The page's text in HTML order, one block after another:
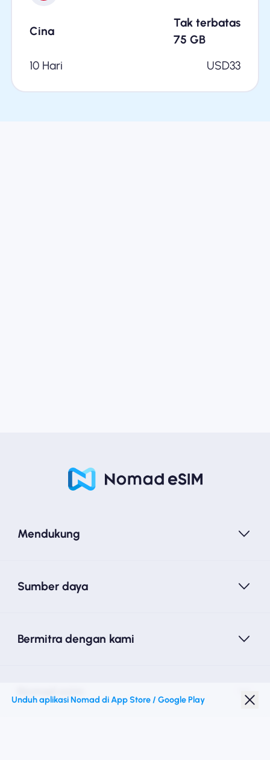
Cina
Tak terbatas
75 GB
10 Hari
USD33
Mendukung
Sumber daya
Bermitra dengan kami
Unduh aplikasi Nomad di App Store / Google Play